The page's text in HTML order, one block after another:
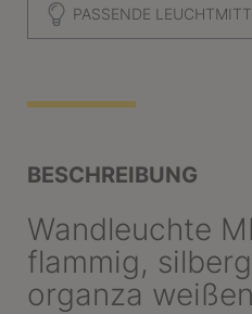
PASSENDE
BESCHREIBUNG
Wandleuchte
flammig,
organza